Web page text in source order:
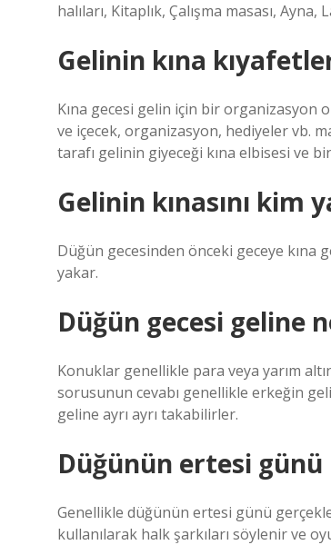
halıları, Kitaplık, Çalışma masası,
Gelinin kına
Kına gecesi gelin için bir organizasyon
ve içecek, organizasyon, hediyeler vb.
tarafı gelinin giyeceği kına elbisesi ve
Gelinin kınasını kim
Düğün gecesinden önceki geceye kına
yakar.
Düğün gecesi geline
Konuklar genellikle para veya yarım
sorusunun cevabı genellikle erkeğin
geline ayrı ayrı takabilirler.
Düğünün ertesi günü
Genellikle düğünün ertesi günü
kullanılarak halk şarkıları söylenir ve